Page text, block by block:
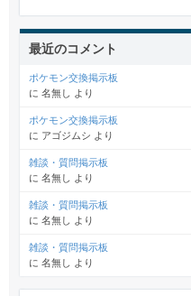
最近のコメント
ポケモン交換掲示板
に 名無し より
ポケモン交換掲示板
に アゴジムシ より
雑談・質問掲示板
に 名無し より
雑談・質問掲示板
に 名無し より
雑談・質問掲示板
に 名無し より